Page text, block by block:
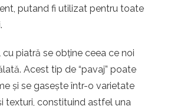
putand fi utilizat pentru toate
piatră se obține ceea ce noi
Acest tip de “pavaj” poate
și se gasește într-o varietate
texturi, constituind astfel una